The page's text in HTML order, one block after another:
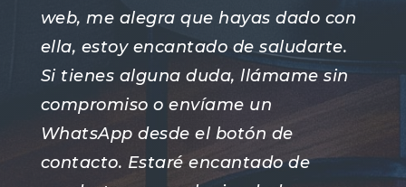
web, me alegra que hayas dado con
ella, estoy encantado de saludarte.
Si tienes alguna duda, llámame sin
compromiso o envíame un
WhatsApp desde el botón de
contacto. Estaré encantado de